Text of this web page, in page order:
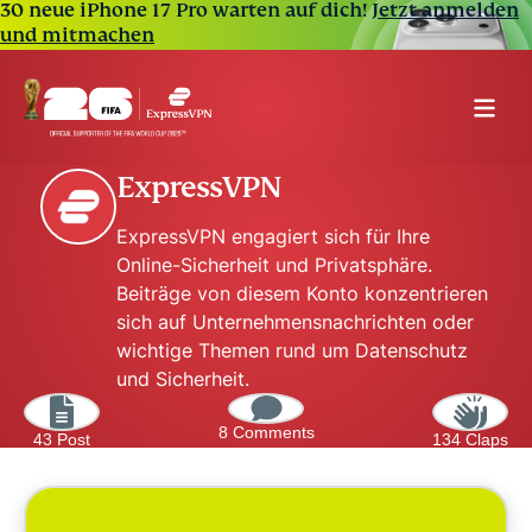
30 neue iPhone 17 Pro warten auf dich!Jetzt anmelden
und mitmachen
ExpressVPN
ExpressVPN engagiert sich für Ihre
Online-Sicherheit und Privatsphäre.
Beiträge von diesem Konto konzentrieren
sich auf Unternehmensnachrichten oder
wichtige Themen rund um Datenschutz
und Sicherheit.
43 Post 8 Comments 134 Claps